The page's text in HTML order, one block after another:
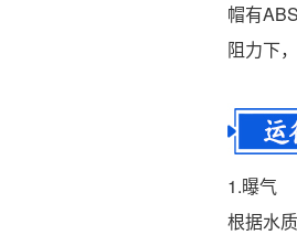
帽有
阻力下
1.曝气
根据水